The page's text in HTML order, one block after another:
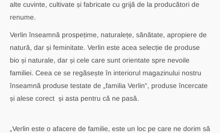
alte cuvinte, cultivate și fabricate cu grijă de la producători de
renume.
Verlin înseamnă prospețime, naturalețe, sănătate, apropiere de
natură, dar și feminitate. Verlin este acea selecție de produse
bio și naturale, dar și cele care sunt orientate spre nevoile
familiei. Ceea ce se regăsește în interiorul magazinului nostru
înseamnă produse testate de „familia Verlin”, produse încercate
și alese corect și asta pentru că ne pasă.
„Verlin este o afacere de familie, este un loc pe care ne dorim să